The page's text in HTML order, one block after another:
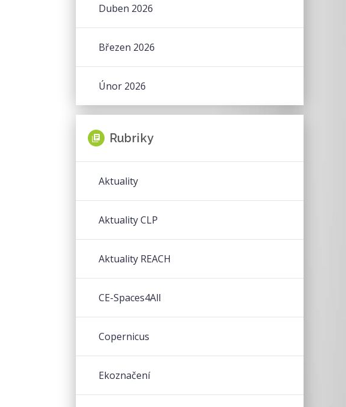
Duben 2026
Březen 2026
Únor 2026
Rubriky
Aktuality
Aktuality CLP
Aktuality REACH
CE-Spaces4All
Copernicus
Ekoznačení